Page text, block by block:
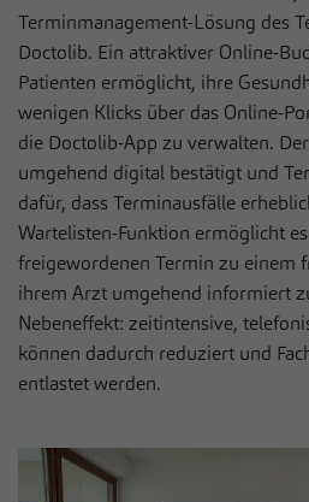
Terminmanagement-Lösung des
Doctolib. Ein attraktiver Online-
Patienten ermöglicht, ihre
wenigen Klicks über das Online-
die Doctolib-App zu verwalten.
umgehend digital bestätigt und
dafür, dass Terminausfälle
Wartelisten-Funktion ermöglicht
freigewordenen Termin zu einem
ihrem Arzt umgehend informiert
Nebeneffekt: zeitintensive,
können dadurch reduziert und
entlastet werden.
Laufzeit 1 Jahr
Zweck
Dieses Cookie
Cookie-
Name fe_typo_user /
Anbieter Sportklinik
Zweck
eines Benutzer-
Live-Chat
Auf unserer Webseite nutzen wir den
Chat-Software des US-Unternehmens
werden die Nachrichten und die
eingehen, bearbeitet und
dem Zweck einer direkten
(sogenannter Live-Chat) mit
Name __zlcmid
Anbieter Zendesk
Laufzeit 1 Jahr
Zweck
Cookie-Informationen
Statistiken
Statistik Cookies erfassen
Informationen helfen uns zu
Anbieter
Externe Inhalte